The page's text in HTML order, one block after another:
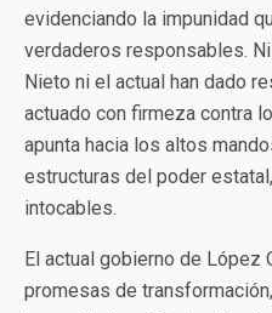
evidenciando la impunidad
verdaderos responsables.
Nieto ni el actual han dado
actuado con firmeza contra
apunta hacia los altos
estructuras del poder
intocables.
El actual gobierno de López
promesas de